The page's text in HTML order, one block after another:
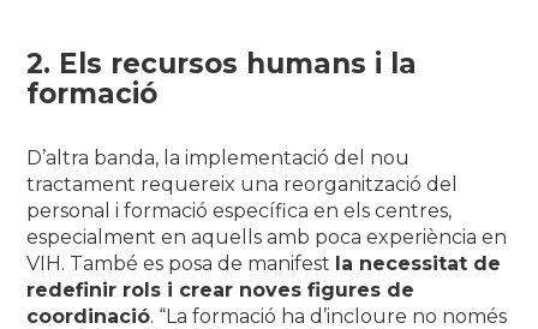
2. Els recursos humans i la
formació
D’altra banda, la implementació del nou
tractament requereix una reorganització del
personal i formació específica en els centres,
especialment en aquells amb poca experiència en
VIH. També es posa de manifest la necessitat de
redefinir rols i crear noves figures de
coordinació. “La formació ha d’incloure no només